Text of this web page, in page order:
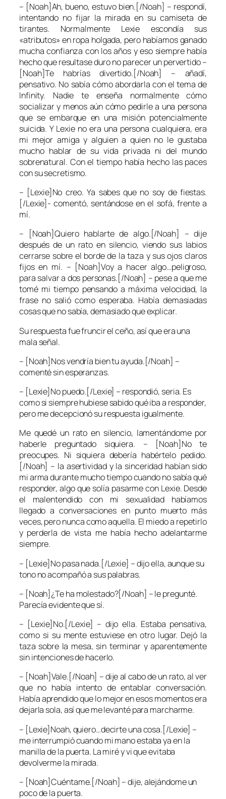
– [Noah]Ah, bueno, estuvo bien.[/Noah] – respondí,
intentando no fijar la mirada en su camiseta de
tirantes. Normalmente Lexie escondía sus
«atributos» en ropa holgada, pero habíamos ganado
mucha confianza con los años y eso siempre había
hecho que resultase duro no parecer un pervertido –
[Noah]Te habrías divertido.[/Noah] – añadí,
pensativo. No sabía cómo abordarla con el tema de
Infinity. Nadie te enseña normalmente cómo
socializar y menos aún cómo pedirle a una persona
que se embarque en una misión potencialmente
suicida. Y Lexie no era una persona cualquiera, era
mi mejor amiga y alguien a quien no le gustaba
mucho hablar de su vida privada ni del mundo
sobrenatural. Con el tiempo había hecho las paces
con su secretismo.
– [Lexie]No creo. Ya sabes que no soy de fiestas.
[/Lexie]- comentó, sentándose en el sofá, frente a
mí.
– [Noah]Quiero hablarte de algo.[/Noah] – dije
después de un rato en silencio, viendo sus labios
cerrarse sobre el borde de la taza y sus ojos claros
fijos en mí. – [Noah]Voy a hacer algo…peligroso,
para salvar a dos personas.[/Noah] – pese a que me
tomé mi tiempo pensando a máxima velocidad, la
frase no salió como esperaba. Había demasiadas
cosas que no sabía, demasiado que explicar.
Su respuesta fue fruncir el ceño, así que era una
mala señal.
– [Noah]Nos vendría bien tu ayuda.[/Noah] –
comenté sin esperanzas.
– [Lexie]No puedo.[/Lexie] – respondió, seria. Es
como si siempre hubiese sabido qué iba a responder,
pero me decepcionó su respuesta igualmente.
Me quedé un rato en silencio, lamentándome por
haberle preguntado siquiera. – [Noah]No te
preocupes. Ni siquiera debería habértelo pedido.
[/Noah] – la asertividad y la sinceridad habían sido
mi arma durante mucho tiempo cuando no sabía qué
responder, algo que solía pasarme con Lexie. Desde
el malentendido con mi sexualidad habíamos
llegado a conversaciones en punto muerto más
veces, pero nunca como aquella. El miedo a repetirlo
y perderla de vista me había hecho adelantarme
siempre.
– [Lexie]No pasa nada.[/Lexie] – dijo ella, aunque su
tono no acompañó a sus palabras.
– [Noah]¿Te ha molestado?[/Noah] – le pregunté.
Parecía evidente que sí.
– [Lexie]No.[/Lexie] – dijo ella. Estaba pensativa,
como si su mente estuviese en otro lugar. Dejó la
taza sobre la mesa, sin terminar y aparentemente
sin intenciones de hacerlo.
– [Noah]Vale.[/Noah] – dije al cabo de un rato, al ver
que no había intento de entablar conversación.
Había aprendido que lo mejor en esos momentos era
dejarla sola, así que me levanté para marcharme.
– [Lexie]Noah, quiero…decirte una cosa.[/Lexie] –
me interrumpió cuando mi mano estaba ya en la
manilla de la puerta. La miré y vi que evitaba
devolverme la mirada.
– [Noah]Cuéntame.[/Noah] – dije, alejándome un
poco de la puerta.